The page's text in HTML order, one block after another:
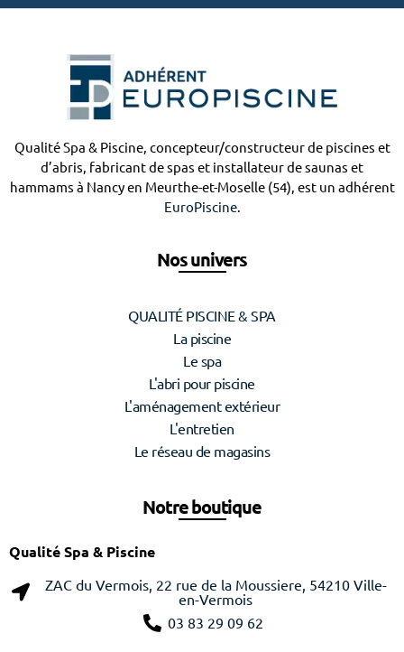
Qualité Spa & Piscine, concepteur/constructeur de piscines et
d’abris, fabricant de spas et installateur de saunas et
hammams à Nancy en Meurthe-et-Moselle (54), est un adhérent
EuroPiscine.
Nos univers
QUALITÉ PISCINE & SPA
La piscine
Le spa
L'abri pour piscine
L'aménagement extérieur
L'entretien
Le réseau de magasins
Notre boutique
Qualité Spa & Piscine
ZAC du Vermois, 22 rue de la Moussiere, 54210 Ville-
en-Vermois
03 83 29 09 62